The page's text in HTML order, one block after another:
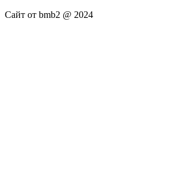
Сайт от bmb2 @ 2024